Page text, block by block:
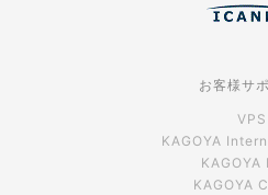
お客様サ
VPS
KAGOYA
KAGOYA
KAGOYA